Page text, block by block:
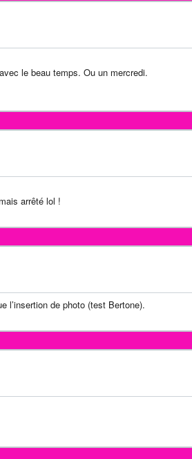
le beau temps. Ou un mercredi.
arrêté lol !
l’insertion de photo (test Bertone).